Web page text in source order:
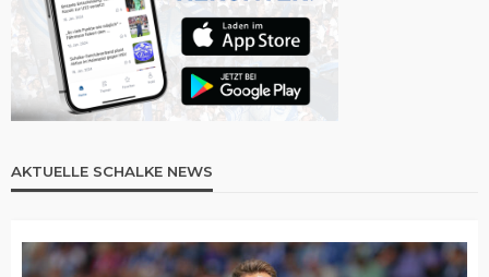
AKTUELLE SCHALKE NEWS